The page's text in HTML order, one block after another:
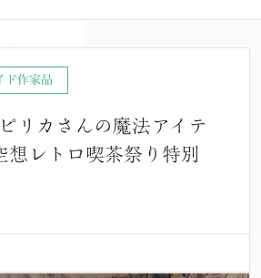
ド作家品
リカさんの魔法アイテ
想レトロ喫茶祭り特別